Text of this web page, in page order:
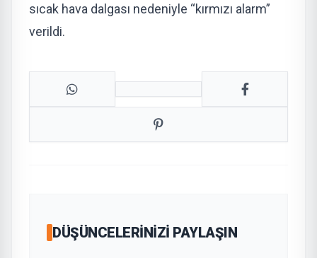
sıcak hava dalgası nedeniyle “kırmızı alarm”
verildi.
DÜŞÜNCELERINIZI PAYLAŞIN